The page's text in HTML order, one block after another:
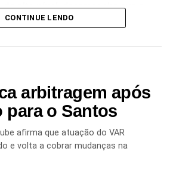
de alto nível, desempenho que o
e despertou o interesse de
monitorados pelo Flamengo
o clube avalie as condições da
dias, buscando um acordo que
do jogador.A contratação é vista
de agregar velocidade,
de decisão ao ataque rubro-
valorizadas pela comissão técnica.
CONTINUE LENDO
arbitragem após
para o Santos
afirma que atuação do VAR
e volta a cobrar mudanças na